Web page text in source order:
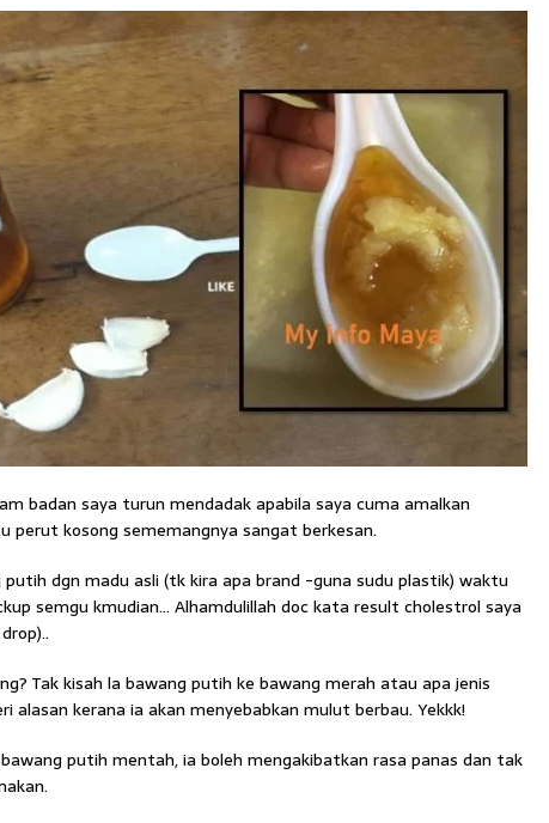
badan saya turun mendadak apabila saya cuma amalkan
perut kosong sememangnya sangat berkesan.
dgn madu asli (tk kira apa brand -guna sudu plastik) waktu
semgu kmudian… Alhamdulillah doc kata result cholestrol saya
Tak kisah la bawang putih ke bawang merah atau apa jenis
alasan kerana ia akan menyebabkan mulut berbau. Yekkk!
putih mentah, ia boleh mengakibatkan rasa panas dan tak